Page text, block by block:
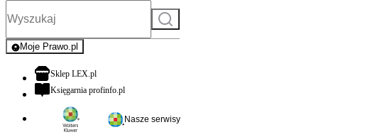
Szukaj
Moje Prawo.pl
- rejestracja i logowanie do serwisu
Sklep LEX.plotwiera się w nowej karcie
Księgarnia profinfo.plotwiera się w nowej karcie
Nasze serwisy